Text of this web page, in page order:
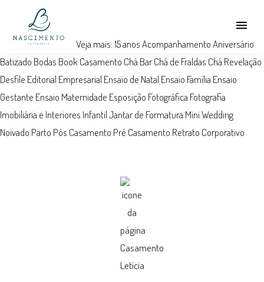
menu
Veja mais:15 anos AcompanhamentoAniversário
Batizado Bodas Book Casamento Chá BarChá de Fraldas Chá Revelação
Desfile Editorial Empresarial Ensaio de Natal Ensaio Família Ensaio
Gestante Ensaio Maternidade Esposição Fotográfica Fotografia
Imobiliária e Interiores InfantilJantar de Formatura Mini Wedding
Noivado Parto Pós Casamento Pré Casamento Retrato Corporativo